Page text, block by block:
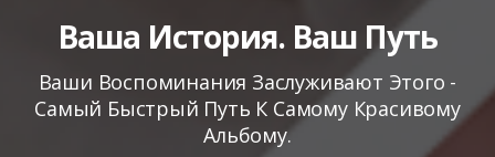
Ваша История. Ваш Путь
Ваши Воспоминания Заслуживают Этого -
Самый Быстрый Путь К Самому Красивому
Альбому.